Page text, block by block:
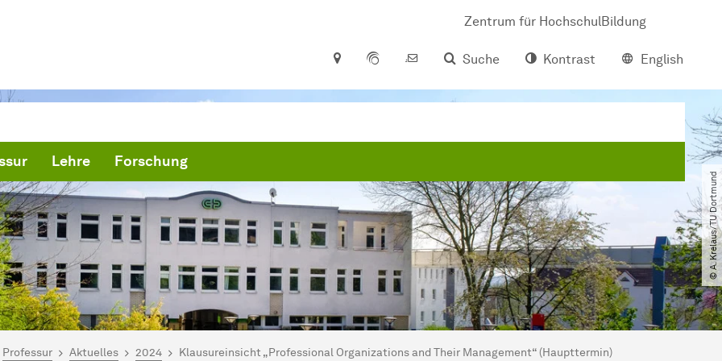
Zentrum für HochschulBildung
Suche
Kontrast English
Lehre Forschung
© A. Krelaus​/​TU Dortmund
hier:
Professur Aktuelles 2024 Klausureinsicht „Professional Organizations and Their Management“ (Haupttermin)